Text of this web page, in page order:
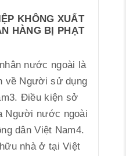
KHÔNG XUẤT
HÀNG BỊ PHẠT
nước ngoài là
về Người sử dụng
Điều kiện sở
Người nước ngoài
dân Việt Nam4.
nhà ở tại Việt